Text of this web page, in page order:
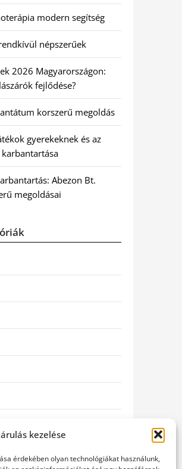
kezelése
érdekében olyan technológiákat használunk,
modern segítség
népszerűek
2026 Magyarországon:
fejlődése?
korszerű megoldás
gyerekeknek és az
Abezon Bt.
megoldásai